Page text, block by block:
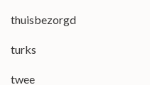
thuisbezorgd
turks
twee